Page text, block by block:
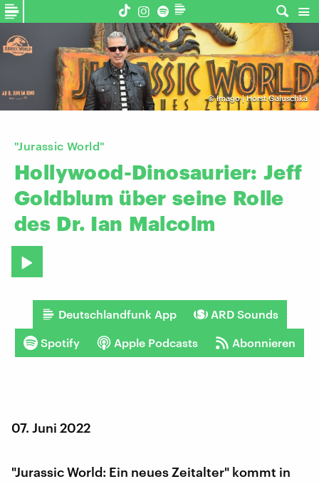
©Imago | Horst Galuschka
"Jurassic World"
Hollywood-Dinosaurier: Jeff
Goldblum über seine Rolle
des Dr. Ian Malcolm
Deutschlandfunk App ARD Sounds
Spotify Apple Podcasts Abonnieren
07. Juni 2022
"Jurassic World: Ein neues Zeitalter" kommt in